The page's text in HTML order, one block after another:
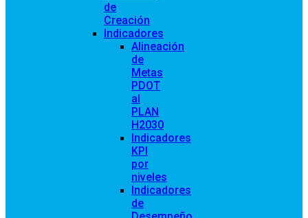
de
Creación
Indicadores
Alineación
de
Metas
PDOT
al
PLAN
H2030
Indicadores
KPI
por
niveles
Indicadores
de